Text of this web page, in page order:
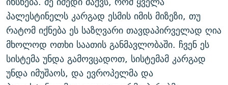
პალესტინელს კარგად ესმის იმის მიზეზი, თუ
რატომ იქნება ეს საზღვარი თავდაპირველად ღია
მხოლოდ ოთხი საათის განმავლობაში. ჩვენ ეს
სისტემა უნდა გამოვცადოთ, სისტემამ კარგად
უნდა იმუშაოს, და ევროპელმა და